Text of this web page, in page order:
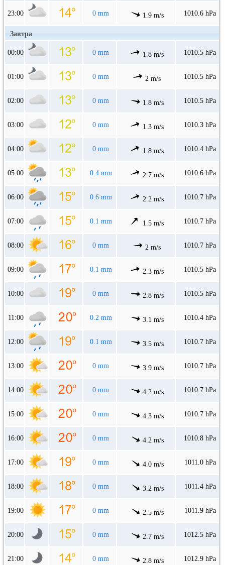
23:00 0 mm 1.9 m/s 1010.6 hPa
Завтра
00:00 0 mm 1.8 m/s 1010.5 hPa
01:00 0 mm 2 m/s 1010.5 hPa
02:00 0 mm 1.8 m/s 1010.5 hPa
03:00 0 mm 1.3 m/s 1010.3 hPa
04:00 0 mm 1.8 m/s 1010.4 hPa
05:00 0.4 mm 2.7 m/s 1010.6 hPa
06:00 0.6 mm 2.2 m/s 1010.7 hPa
07:00 0.1 mm 1.5 m/s 1010.7 hPa
08:00 0 mm 2 m/s 1010.7 hPa
09:00 0.1 mm 2.3 m/s 1010.5 hPa
10:00 0 mm 2.8 m/s 1010.5 hPa
11:00 0.2 mm 3.1 m/s 1010.4 hPa
12:00 0.1 mm 3.5 m/s 1010.7 hPa
13:00 0 mm 3.9 m/s 1010.7 hPa
14:00 0 mm 4.2 m/s 1010.7 hPa
15:00 0 mm 4.3 m/s 1010.7 hPa
16:00 0 mm 4.2 m/s 1010.8 hPa
17:00 0 mm 4.0 m/s 1011.0 hPa
18:00 0 mm 3.2 m/s 1011.4 hPa
19:00 0 mm 2.5 m/s 1011.9 hPa
20:00 0 mm 2.7 m/s 1012.5 hPa
21:00 0 mm 2.8 m/s 1012.9 hPa